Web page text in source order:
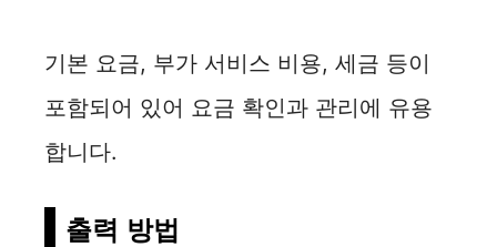
기본 요금, 부가 서비스 비용, 세금 등이
포함되어 있어 요금 확인과 관리에 유용
합니다.
출력 방법